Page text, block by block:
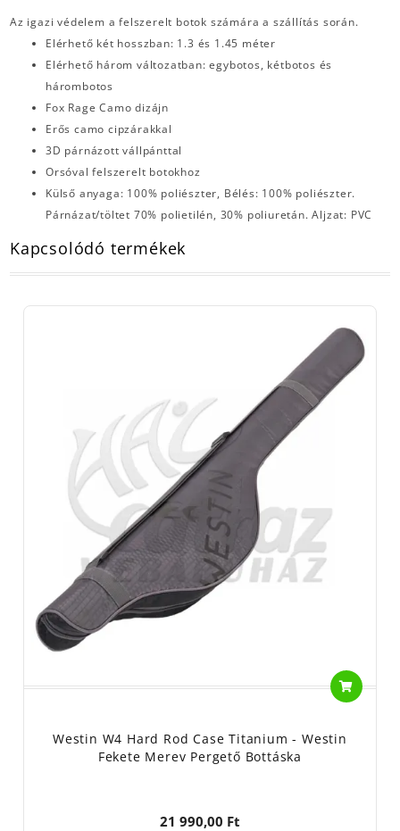
Az igazi védelem a felszerelt botok számára a szállítás során.
Elérhető két hosszban: 1.3 és 1.45 méter
Elérhető három változatban: egybotos, kétbotos és
hárombotos
Fox Rage Camo dizájn
Erős camo cipzárakkal
3D párnázott vállpánttal
Orsóval felszerelt botokhoz
Külső anyaga: 100% poliészter, Bélés: 100% poliészter.
Párnázat/töltet 70% polietilén, 30% poliuretán. Aljzat: PVC
Kapcsolódó termékek
Westin W4 Hard Rod Case Titanium - Westin
Fekete Merev Pergető Bottáska
21 990,00 Ft